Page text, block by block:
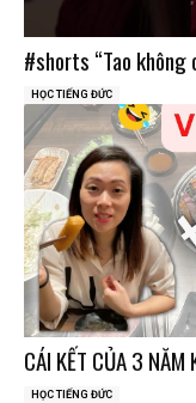
#shorts “Tao không
HỌC TIẾNG ĐỨC
CÁI KẾT CỦA 3 NĂM
HỌC TIẾNG ĐỨC